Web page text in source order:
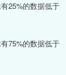
25%的数据低于
75%的数据低于